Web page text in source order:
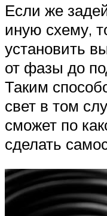
Если же
иную схему,
установить
от фазы до
Таким
свет в том
сможет по
сделать